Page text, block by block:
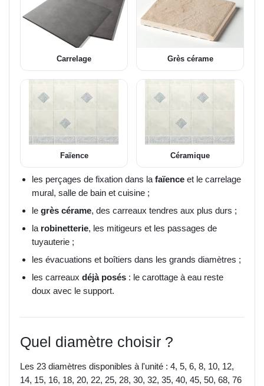
Carrelage Grès cérame
Faïence Céramique
les perçages de fixation dans lafaïence et le carrelage
mural, salle de bain et cuisine ;
le grès cérame, des carreaux tendres aux plus durs ;
la robinetterie, les mitigeurs et les passages de
tuyauterie ;
les évacuations et boîtiers dans les grands diamètres ;
les carreaux déjà posés : le carottage à eau reste
doux avec le support.
Quel diamètre choisir ?
Les 23 diamètres disponibles à l'unité : 4, 5, 6, 8, 10, 12,
14, 15, 16, 18, 20, 22, 25, 28, 30, 32, 35, 40, 45, 50, 68, 76